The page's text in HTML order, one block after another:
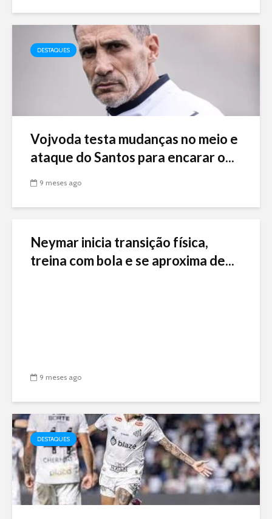
DESTAQUES
Vojvoda testa mudanças no meio e
ataque do Santos para encarar o...
9 meses ago
Neymar inicia transição física,
treina com bola e se aproxima de...
9 meses ago
DESTAQUES